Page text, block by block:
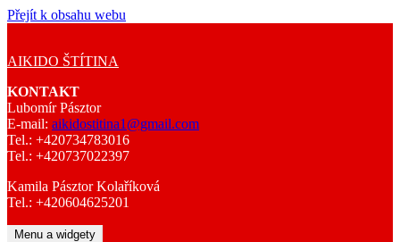
Přejít k obsahu webu
AIKIDO ŠTÍTINA
KONTAKT
Lubomír Pásztor
E-mail: aikidostitina1@gmail.com
Tel.: +420734783016
Tel.: +420737022397
Kamila Pásztor Kolaříková
Tel.: +420604625201
Menu a widgety